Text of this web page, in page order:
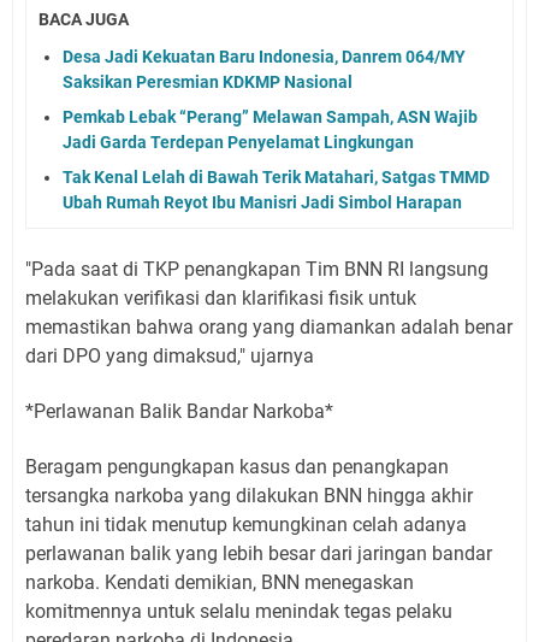
BACA JUGA
Desa Jadi Kekuatan Baru Indonesia, Danrem 064/MY
Saksikan Peresmian KDKMP Nasional
Pemkab Lebak “Perang” Melawan Sampah, ASN Wajib
Jadi Garda Terdepan Penyelamat Lingkungan
Tak Kenal Lelah di Bawah Terik Matahari, Satgas TMMD
Ubah Rumah Reyot Ibu Manisri Jadi Simbol Harapan
"Pada saat di TKP penangkapan Tim BNN RI langsung
melakukan verifikasi dan klarifikasi fisik untuk
memastikan bahwa orang yang diamankan adalah benar
dari DPO yang dimaksud," ujarnya
*Perlawanan Balik Bandar Narkoba*
Beragam pengungkapan kasus dan penangkapan
tersangka narkoba yang dilakukan BNN hingga akhir
tahun ini tidak menutup kemungkinan celah adanya
perlawanan balik yang lebih besar dari jaringan bandar
narkoba. Kendati demikian, BNN menegaskan
komitmennya untuk selalu menindak tegas pelaku